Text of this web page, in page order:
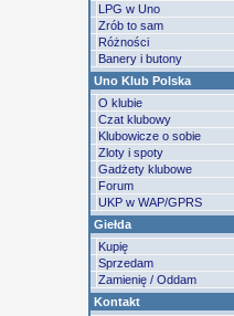
LPG w Uno
Zrób to sam
Różności
Banery i butony
Uno Klub Polska
O klubie
Czat klubowy
Klubowicze o sobie
Zloty i spoty
Gadżety klubowe
Forum
UKP w WAP/GPRS
Giełda
Kupię
Sprzedam
Zamienię / Oddam
Kontakt